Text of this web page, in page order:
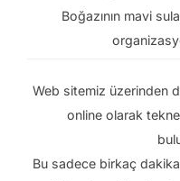
Boğazının mavi
Web sitemiz üzerinden
online olarak
Bu sadece birkaç